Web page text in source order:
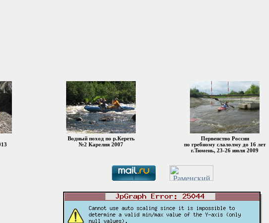
Водный поход по р.Кереть
№2 Карелия 2007
Первенство России
по гребному слалолму до 16 лет
г.Тюмень, 23-26 июля 2009